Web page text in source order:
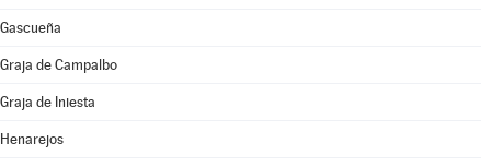
Gascueña
Graja de Campalbo
Graja de Iniesta
Henarejos